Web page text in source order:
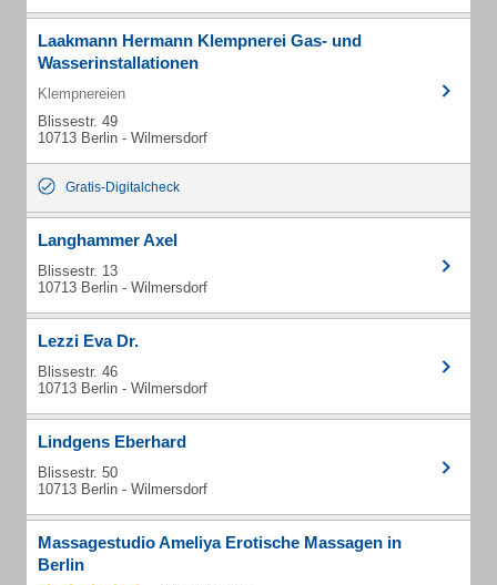
Laakmann Hermann Klempnerei Gas- und
Wasserinstallationen
Klempnereien
Blissestr. 49
10713 Berlin - Wilmersdorf
Gratis-Digitalcheck
Langhammer Axel
Blissestr. 13
10713 Berlin - Wilmersdorf
Lezzi Eva Dr.
Blissestr. 46
10713 Berlin - Wilmersdorf
Lindgens Eberhard
Blissestr. 50
10713 Berlin - Wilmersdorf
Massagestudio Ameliya Erotische Massagen in
Berlin